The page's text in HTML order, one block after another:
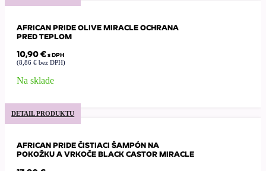
AFRICAN PRIDE OLIVE MIRACLE OCHRANA
PRED TEPLOM
10,90€s DPH
(8,86 € bez DPH)
Na sklade
DETAIL PRODUKTU
AFRICAN PRIDE ČISTIACI ŠAMPÓN NA
POKOŽKU A VRKOČE BLACK CASTOR MIRACLE